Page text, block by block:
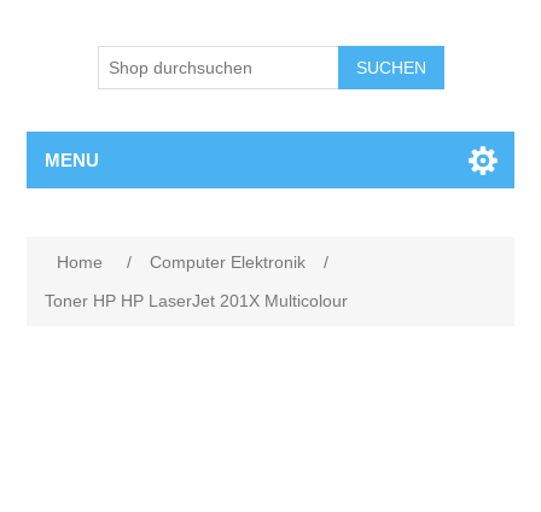
SUCHEN
MENU
Home / Computer Elektronik
/
Toner HP HP LaserJet 201X Multicolour